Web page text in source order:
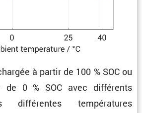
à partir de 100 % SOC ou
de 0 % SOC avec diffé­rents
diffé­rentes tempé­ra­tures